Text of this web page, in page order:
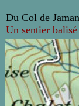
Du Col de
Un sentier